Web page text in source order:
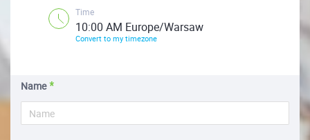
Time
10:00 AM Europe/Warsaw
Convert to my timezone
Name